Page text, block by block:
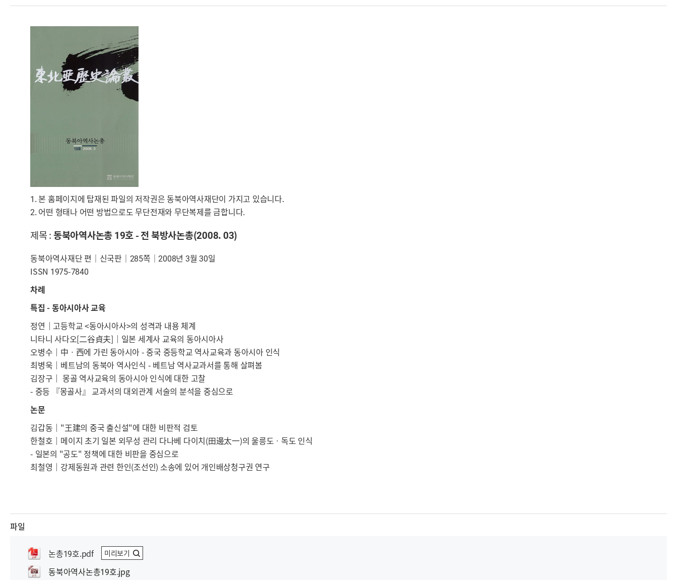
1. 본 홈페이지에 탑재된 파일의 저작권은 동북아역사재단이 가지고 있습니다.
2. 어떤 형태나 어떤 방법으로도 무단전재와 무단복제를 금합니다.
제목 :동북아역사논총 19호 - 전 북방사논총(2008. 03)
동북아역사재단 편｜신국판｜285쪽｜2008년 3월 30일
ISSN 1975-7840
차례
특집 - 동아시아사 교육
정연│고등학교 <동아시아사>의 성격과 내용 체계
니타니 사다오[二谷貞夫]│일본 세계사 교육의 동아시아사
오병수│中ㆍ西에 가린 동아시아 - 중국 중등학교 역사교육과 동아시아 인식
최병욱│베트남의 동북아 역사인식 - 베트남 역사교과서를 통해 살펴봄
김장구│ 몽골 역사교육의 동아시아 인식에 대한 고찰
- 중등 『몽골사』 교과서의 대외관계 서술의 분석을 중심으로
논문
김갑동│"王建의 중국 출신설"에 대한 비판적 검토
한철호│메이지 초기 일본 외무성 관리 다나베 다이치(田邊太一)의 울릉도ㆍ독도 인식
- 일본의 "공도" 정책에 대한 비판을 중심으로
최철영│강제동원과 관련 한인(조선인) 소송에 있어 개인배상청구권 연구
파일
논총19호.pdf 미리보기
동북아역사논총19호.jpg